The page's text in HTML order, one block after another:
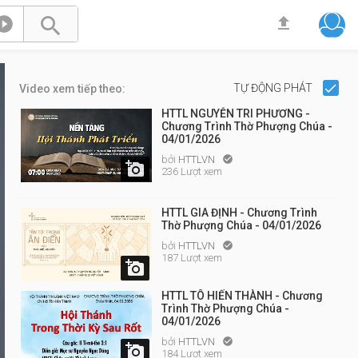
 
Video xem tiếp theo: TỰ ĐỘNG PHÁT

HTTL NGUYỄN TRI PHƯƠNG -
Chương Trình Thờ Phượng Chúa -
04/01/2026
bởi HTTLVN 
236 Lượt xem

HTTL GIA ĐỊNH - Chương Trình
Thờ Phượng Chúa - 04/01/2026
bởi HTTLVN 
187 Lượt xem

HTTL TÔ HIẾN THÀNH - Chương
Trình Thờ Phượng Chúa -
04/01/2026
bởi HTTLVN 
184 Lượt xem